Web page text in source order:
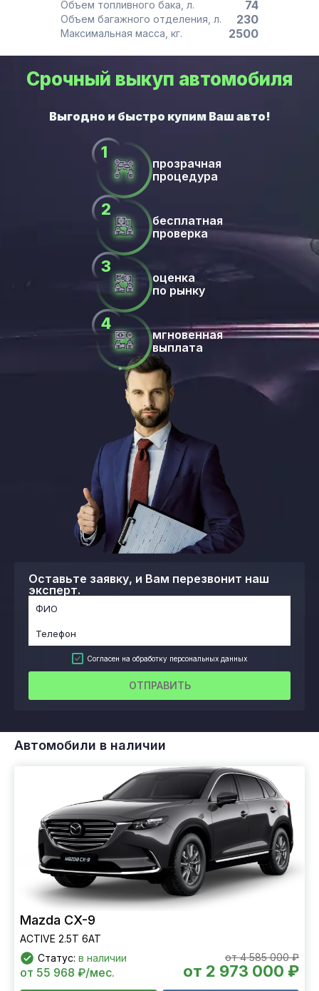
Объем топливного бака, л. 74
Объем багажного отделения, л. 230
Максимальная масса, кг. 2500
Срочный выкуп автомобиля
Оставьте заявку, и Вам перезвонит наш
эксперт.
Согласен на обработку персональных данных
ОТПРАВИТЬ
прозрачная
процедура
бесплатная
проверка
оценка
по рынку
мгновенная
выплата
Автомобили в наличии
Mazda CX-9
ACTIVE 2.5T 6АТ
Статус: в наличии от 4 585 000 ₽
от 2 973 000 ₽
от 55 968 ₽/мес.